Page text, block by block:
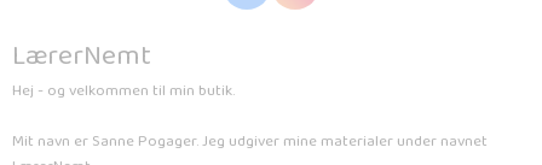
LærerNemt
Hej - og velkommen til min butik.
Mit navn er Sanne Pogager. Jeg udgiver mine materialer under navnet